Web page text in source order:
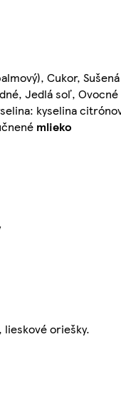
Cukor,
Jedlá soľ,
kyselina
mlieko
lieskové oriešky.